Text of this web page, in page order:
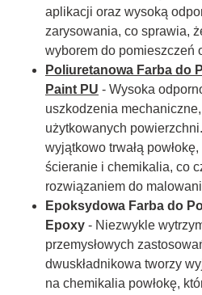
aplikacji oraz wysoką
zarysowania, co sprawia,
wyborem do pomieszczeń
Poliuretanowa Farba do
Paint PU - Wysoka
uszkodzenia
użytkowanych
wyjątkowo trwałą
ścieranie i chemikalia, co
rozwiązaniem do
Epoksydowa Farba do
Epoxy - Niezwykle
przemysłowych
dwuskładnikowa tworzy
na chemikalia powłokę,